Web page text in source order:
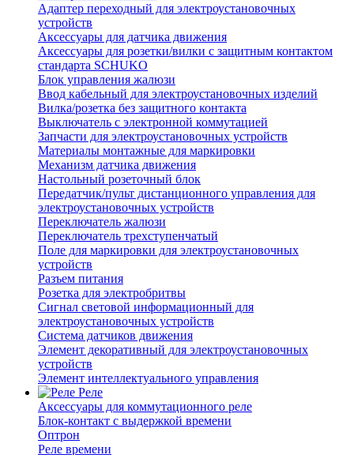
Адаптер переходный для электроустановочных
устройств
Аксессуары для датчика движения
Аксессуары для розетки/вилки с защитным контактом
стандарта SCHUKO
Блок управления жалюзи
Ввод кабельный для электроустановочных изделий
Вилка/розетка без защитного контакта
Выключатель с электронной коммутацией
Запчасти для электроустановочных устройств
Материалы монтажные для маркировки
Механизм датчика движения
Настольный розеточный блок
Передатчик/пульт дистанционного управления для
электроустановочных устройств
Переключатель жалюзи
Переключатель трехступенчатый
Поле для маркировки для электроустановочных
устройств
Разъем питания
Розетка для электробритвы
Сигнал световой информационный для
электроустановочных устройств
Система датчиков движения
Элемент декоративный для электроустановочных
устройств
Элемент интеллектуального управления
Реле
Аксессуары для коммутационного реле
Блок-контакт с выдержкой времени
Оптрон
Реле времени